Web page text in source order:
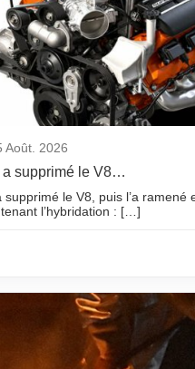
Août. 2026
a supprimé le V8…
supprimé le V8, puis l’a ramené
l’hybridation : […]